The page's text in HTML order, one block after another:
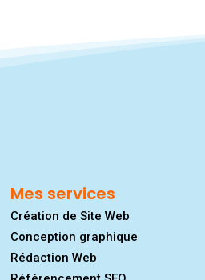
Mes services
Création de Site Web
Conception graphique
Rédaction Web